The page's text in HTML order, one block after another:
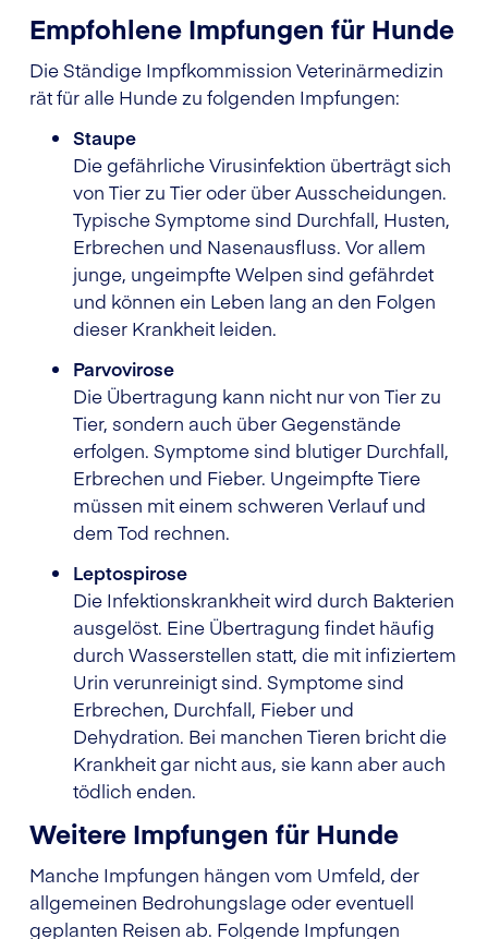
Empfohlene Impfungen für Hunde
Die Ständige Impfkommission Veterinärmedizin
rät für alle Hunde zu folgenden Impfungen:
Staupe
Die gefährliche Virusinfektion überträgt sich
von Tier zu Tier oder über Ausscheidungen.
Typische Symptome sind Durchfall, Husten,
Erbrechen und Nasenausfluss. Vor allem
junge, ungeimpfte Welpen sind gefährdet
und können ein Leben lang an den Folgen
dieser Krankheit leiden.
Parvovirose
Die Übertragung kann nicht nur von Tier zu
Tier, sondern auch über Gegenstände
erfolgen. Symptome sind blutiger Durchfall,
Erbrechen und Fieber. Ungeimpfte Tiere
müssen mit einem schweren Verlauf und
dem Tod rechnen.
Leptospirose
Die Infektionskrankheit wird durch Bakterien
ausgelöst. Eine Übertragung findet häufig
durch Wasserstellen statt, die mit infiziertem
Urin verunreinigt sind. Symptome sind
Erbrechen, Durchfall, Fieber und
Dehydration. Bei manchen Tieren bricht die
Krankheit gar nicht aus, sie kann aber auch
tödlich enden.
Weitere Impfungen für Hunde
Manche Impfungen hängen vom Umfeld, der
allgemeinen Bedrohungslage oder eventuell
geplanten Reisen ab. Folgende Impfungen